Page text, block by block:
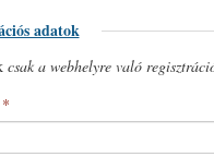
adatok
csak a webhelyre való
*